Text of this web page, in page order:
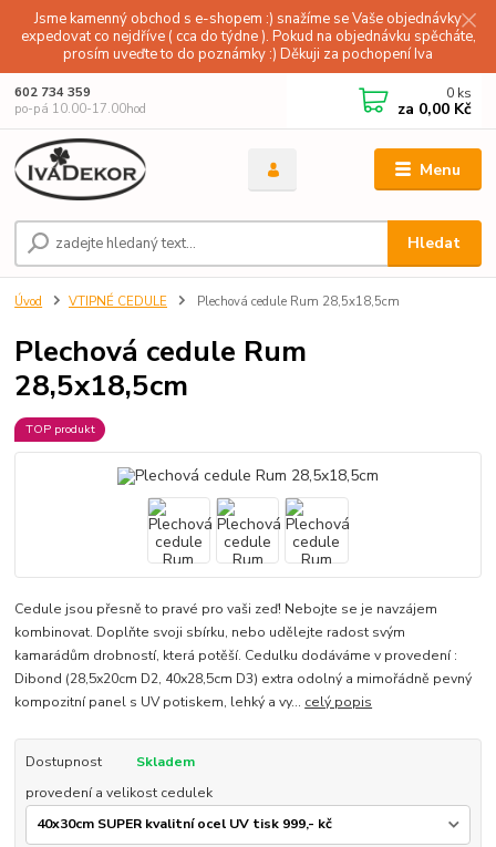
Jsme kamenný obchod s e-shopem :) snažíme se Vaše objednávky
expedovat co nejdříve ( cca do týdne ). Pokud na objednávku spěcháte,
prosím uveďte to do poznámky :) Děkuji za pochopení Iva
Menu
Hledat
602 734 359
po-pá 10.00-17.00hod
0 ks
za 0,00 Kč
Úvod VTIPNÉ CEDULE Plechová cedule Rum 28,5x18,5cm
Plechová cedule Rum
28,5x18,5cm
TOP produkt
Cedule jsou přesně to pravé pro vaši zeď! Nebojte se je navzájem
kombinovat. Doplňte svoji sbírku, nebo udělejte radost svým
kamarádům drobností, která potěší. Cedulku dodáváme v provedení :
Dibond (28,5x20cm D2, 40x28,5cm D3) extra odolný a mimořádně pevný
kompozitní panel s UV potiskem, lehký a vy... celý popis
Dostupnost
Skladem
provedení a velikost cedulek